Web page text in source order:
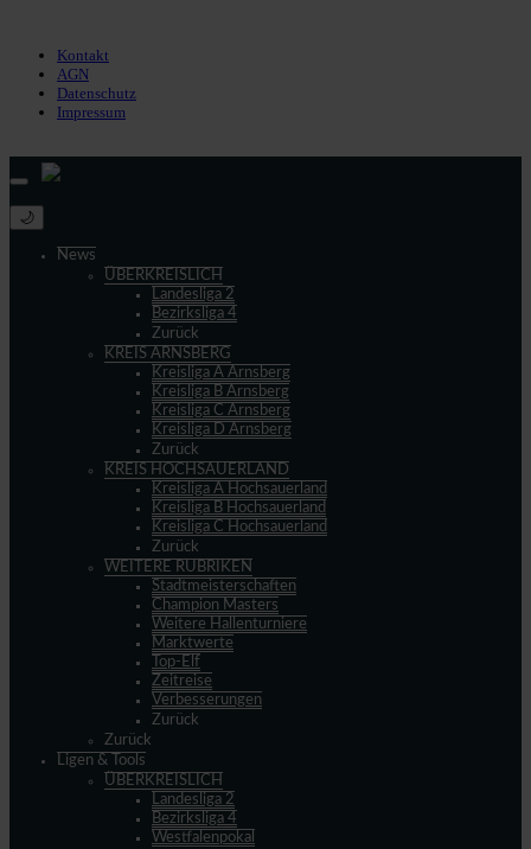
Kontakt
AGN
Datenschutz
Impressum
🌙
News
ÜBERKREISLICH
Landesliga 2
Bezirksliga 4
Zurück
KREIS ARNSBERG
Kreisliga A Arnsberg
Kreisliga B Arnsberg
Kreisliga C Arnsberg
Kreisliga D Arnsberg
Zurück
KREIS HOCHSAUERLAND
Kreisliga A Hochsauerland
Kreisliga B Hochsauerland
Kreisliga C Hochsauerland
Zurück
WEITERE RUBRIKEN
Stadtmeisterschaften
Champion Masters
Weitere Hallenturniere
Marktwerte
Top-Elf
Zeitreise
Verbesserungen
Zurück
Zurück
Ligen & Tools
ÜBERKREISLICH
Landesliga 2
Bezirksliga 4
Westfalenpokal